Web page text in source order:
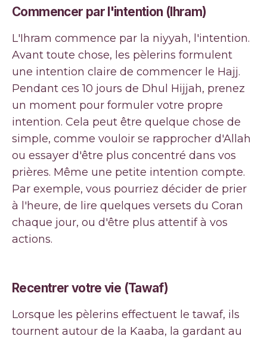
Commencer par l'intention (Ihram)
L'Ihram commence par la niyyah, l'intention.
Avant toute chose, les pèlerins formulent
une intention claire de commencer le Hajj.
Pendant ces 10 jours de Dhul Hijjah, prenez
un moment pour formuler votre propre
intention. Cela peut être quelque chose de
simple, comme vouloir se rapprocher d'Allah
ou essayer d'être plus concentré dans vos
prières. Même une petite intention compte.
Par exemple, vous pourriez décider de prier
à l'heure, de lire quelques versets du Coran
chaque jour, ou d'être plus attentif à vos
actions.
Recentrer votre vie (Tawaf)
Lorsque les pèlerins effectuent le tawaf, ils
tournent autour de la Kaaba, la gardant au